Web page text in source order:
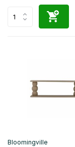
Bloomingville